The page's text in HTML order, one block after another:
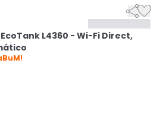
CADASTRE-SE

L4360 - Wi-Fi Direct,